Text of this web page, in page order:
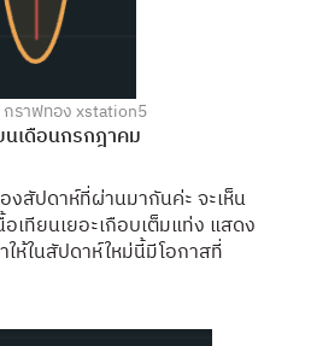
ราฟทอง xstation5
นเดือนกรกฎาคม
สัปดาห์ที่ผ่านมากันค่ะ จะเห็น
เทียนเยอะเกือบเต็มแท่ง แสดง
ห้ในสัปดาห์ใหม่นี้มีโอกาสที่